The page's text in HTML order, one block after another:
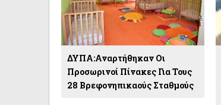
ΔΥΠΑ:Αναρτήθηκαν Οι
Προσωρινοί Πίνακες Για Τους
28 Βρεφονηπικαούς Σταθμούς